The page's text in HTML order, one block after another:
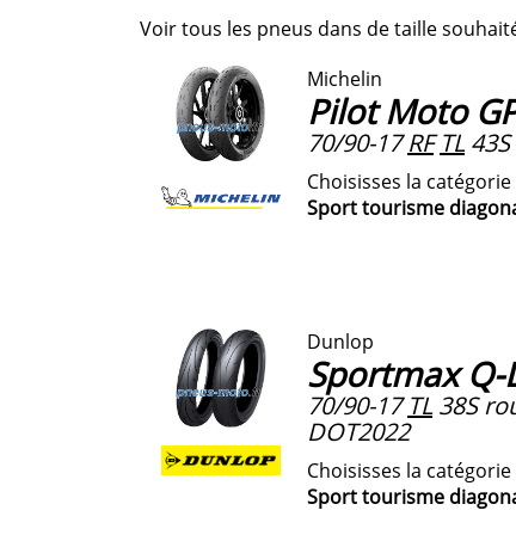
Voir tous les pneus dans de taille
Michelin
Pilot Moto
70/90-17 RF TL43S
Choisisses la catégorie
Sport tourisme
Dunlop
Sportmax Q-
70/90-17 TL38S
DOT2022
Choisisses la catégorie
Sport tourisme